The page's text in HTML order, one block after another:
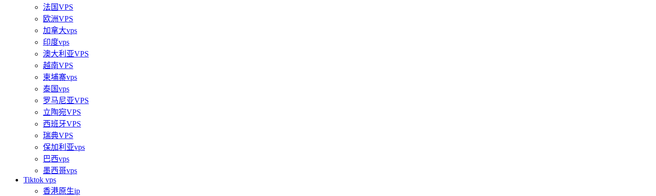
法国VPS
欧洲VPS
加拿大vps
印度vps
澳大利亚VPS
越南VPS
柬埔寨vps
泰国vps
罗马尼亚VPS
立陶宛VPS
西班牙VPS
瑞典VPS
保加利亚vps
巴西vps
墨西哥vps
Tiktok vps
香港原生ip